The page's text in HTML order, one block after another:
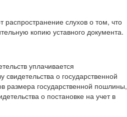
распространение слухов о том, что
копию уставного документа.
уплачивается
о государственной
размера государственной пошлины,
о постановке на учет в